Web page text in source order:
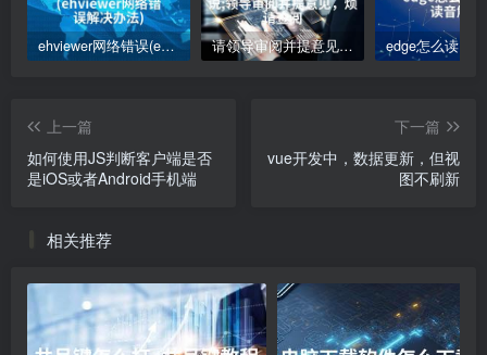
ehviewer网络错误(ehviewer网络错误解决办法) 请领导审阅并提意见应怎么说;领导审阅并提意见，烦请查阅
上一篇
如何使用JS判断客户端是否
是iOS或者Android手机端
下一篇
vue开发中，数据更新，但视
图不刷新
相关推荐